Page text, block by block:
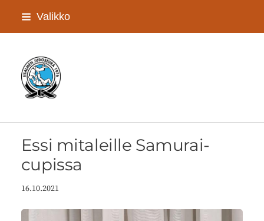
Siirry
Valikko
Iisalmen Judoseura ry
Essi mitaleille Samurai-
cupissa
16.10.2021